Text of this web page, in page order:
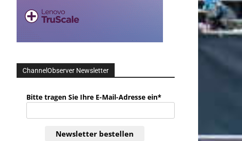
ChannelObserver Newsletter
Bitte tragen Sie Ihre E-Mail-Adresse ein*
Newsletter bestellen